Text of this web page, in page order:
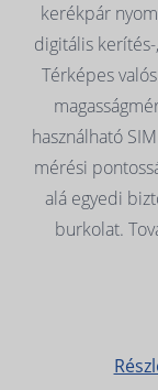
kerékpár
digitális
Térképes
használható
mérési
alá egyedi
burkolat.